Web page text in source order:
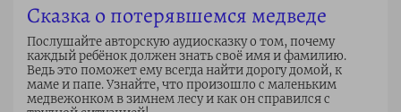
Сказка о потерявшемся медведе
Послушайте авторскую аудиосказку о том, почему
каждый ребёнок должен знать своё имя и фамилию.
Ведь это поможет ему всегда найти дорогу домой, к
маме и папе. Узнайте, что произошло с маленьким
медвежонком в зимнем лесу и как он справился с